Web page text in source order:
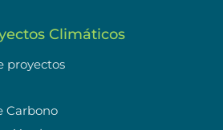
Climáticos
proyectos
Carbono